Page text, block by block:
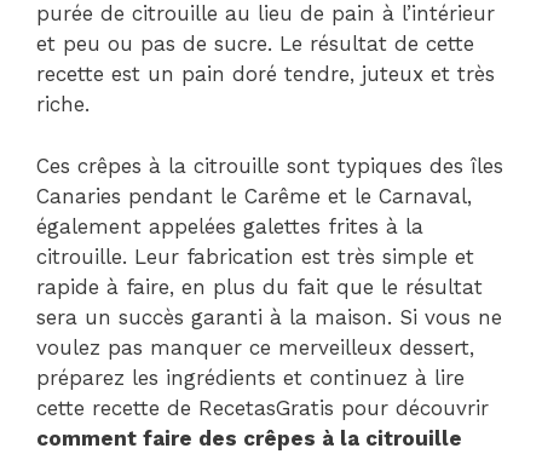
purée de citrouille au lieu de pain à l’intérieur
et peu ou pas de sucre. Le résultat de cette
recette est un pain doré tendre, juteux et très
riche.
Ces crêpes à la citrouille sont typiques des îles
Canaries pendant le Carême et le Carnaval,
également appelées galettes frites à la
citrouille. Leur fabrication est très simple et
rapide à faire, en plus du fait que le résultat
sera un succès garanti à la maison. Si vous ne
voulez pas manquer ce merveilleux dessert,
préparez les ingrédients et continuez à lire
cette recette de RecetasGratis pour découvrir
comment faire des crêpes à la citrouille